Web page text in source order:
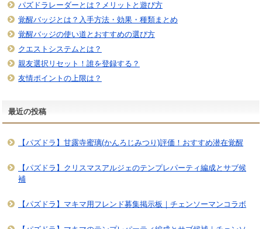
パズドラレーダーとは？メリットと遊び方
覚醒バッジとは？入手方法・効果・種類まとめ
覚醒バッジの使い道とおすすめの選び方
クエストシステムとは？
親友選択リセット！誰を登録する？
友情ポイントの上限は？
最近の投稿
【パズドラ】甘露寺蜜璃(かんろじみつり)評価！おすすめ潜在覚醒
【パズドラ】クリスマスアルジェのテンプレパーティ編成とサブ候
補
【パズドラ】マキマ用フレンド募集掲示板｜チェンソーマンコラボ